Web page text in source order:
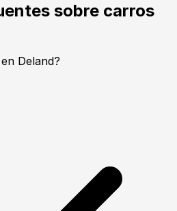
sobre carros
Deland?